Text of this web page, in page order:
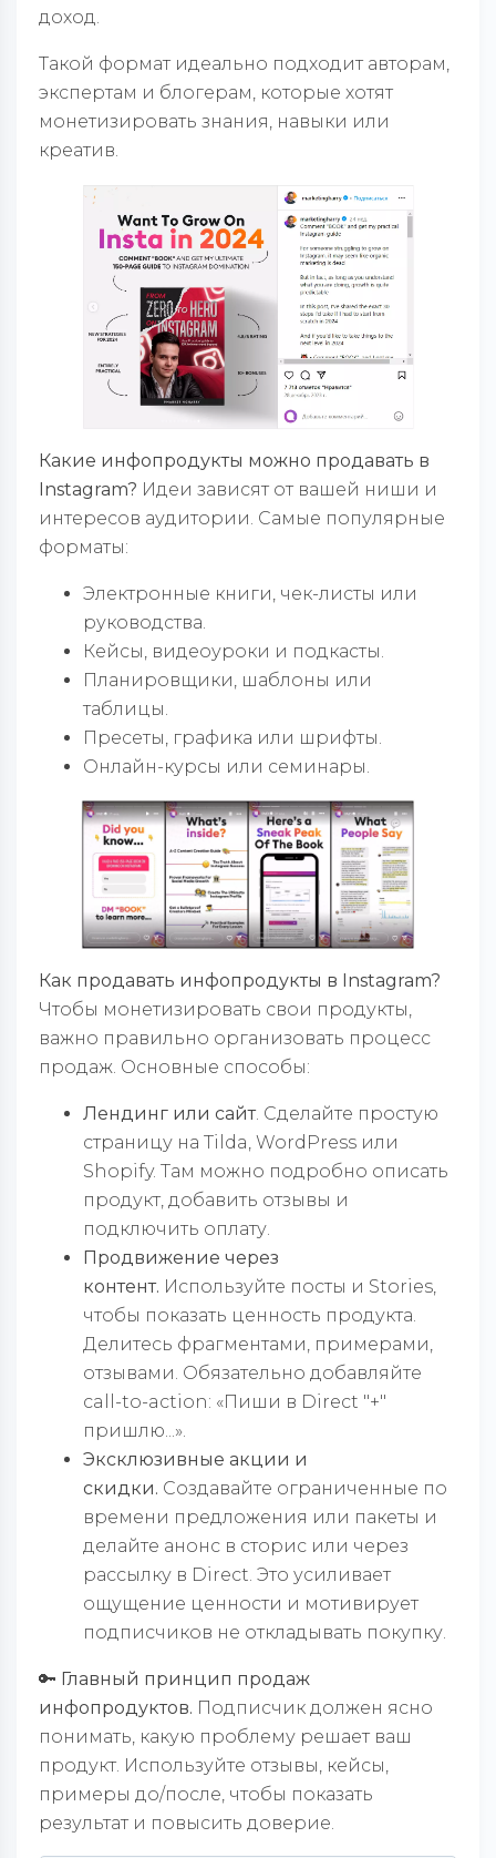
доход.
Такой формат идеально подходит авторам,
экспертам и блогерам, которые хотят
монетизировать знания, навыки или
креатив.
Какие инфопродукты можно продавать в
Instagram? Идеи зависят от вашей ниши и
интересов аудитории. Самые популярные
форматы:
Электронные книги, чек-листы или
руководства.
Кейсы, видеоуроки и подкасты.
Планировщики, шаблоны или
таблицы.
Пресеты, графика или шрифты.
Онлайн-курсы или семинары.
Как продавать инфопродукты в Instagram?
Чтобы монетизировать свои продукты,
важно правильно организовать процесс
продаж. Основные способы:
Лендинг или сайт. Сделайте простую
страницу на Tilda, WordPress или
Shopify. Там можно подробно описать
продукт, добавить отзывы и
подключить оплату.
Продвижение через
контент. Используйте посты и Stories,
чтобы показать ценность продукта.
Делитесь фрагментами, примерами,
отзывами. Обязательно добавляйте
call-to-action: «Пиши в Direct "+"
пришлю...».
Эксклюзивные акции и
скидки. Создавайте ограниченные по
времени предложения или пакеты и
делайте анонс в сторис или через
рассылку в Direct. Это усиливает
ощущение ценности и мотивирует
подписчиков не откладывать покупку.
🔑 Главный принцип продаж
инфопродуктов. Подписчик должен ясно
понимать, какую проблему решает ваш
продукт. Используйте отзывы, кейсы,
примеры до/после, чтобы показать
результат и повысить доверие.